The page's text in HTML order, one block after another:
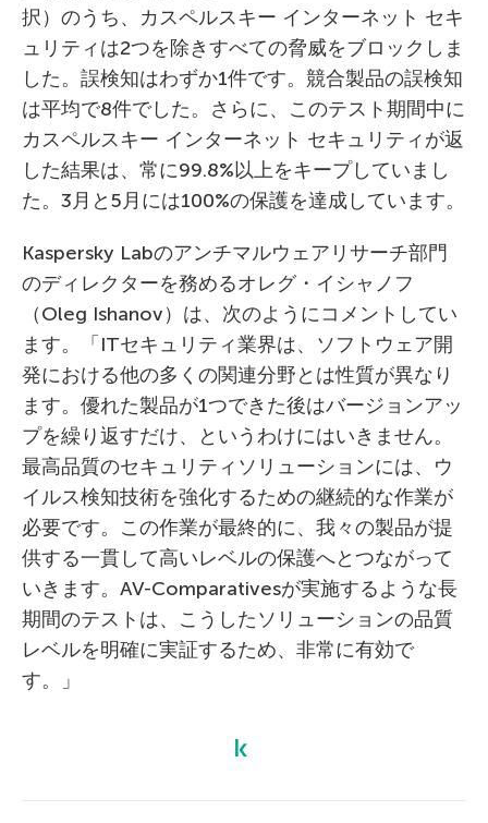
択）のうち、カスペルスキー インターネット セキ
ュリティは2つを除きすべての脅威をブロックしま
した。誤検知はわずか1件です。競合製品の誤検知
は平均で8件でした。さらに、このテスト期間中に
カスペルスキー インターネット セキュリティが返
した結果は、常に99.8%以上をキープしていまし
た。3月と5月には100%の保護を達成しています。
Kaspersky Labのアンチマルウェアリサーチ部門
のディレクターを務めるオレグ・イシャノフ
（Oleg Ishanov）は、次のようにコメントしてい
ます。「ITセキュリティ業界は、ソフトウェア開
発における他の多くの関連分野とは性質が異なり
ます。優れた製品が1つできた後はバージョンアッ
プを繰り返すだけ、というわけにはいきません。
最高品質のセキュリティソリューションには、ウ
イルス検知技術を強化するための継続的な作業が
必要です。この作業が最終的に、我々の製品が提
供する一貫して高いレベルの保護へとつながって
いきます。AV-Comparativesが実施するような長
期間のテストは、こうしたソリューションの品質
レベルを明確に実証するため、非常に有効で
す。」